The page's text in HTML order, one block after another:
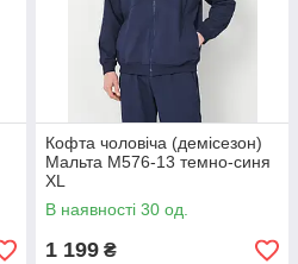
Кофта чоловіча (демісезон)
Мальта М576-13 темно-синя
XL
В наявності 30 од.
1 199 ₴